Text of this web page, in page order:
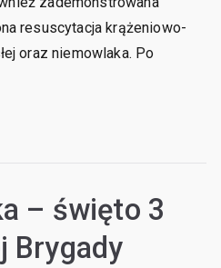
resuscytacja krążeniowo-
oraz niemowlaka. Po
– święto 3
Brygady